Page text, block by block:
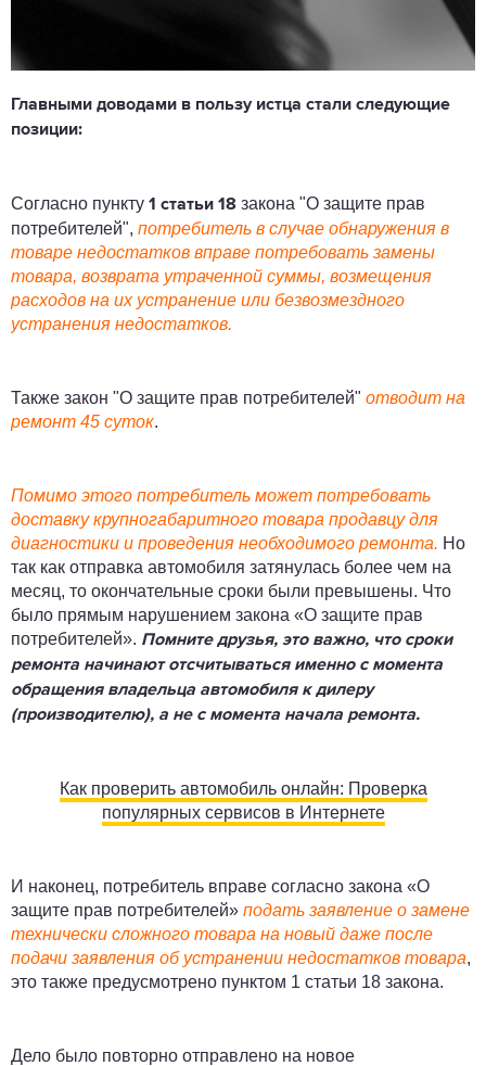
Главными доводами в пользу истца стали следующие
позиции:
Согласно пункту 1 статьи 18 закона "О защите прав
потребителей", потребитель в случае обнаружения в
товаре недостатков вправе потребовать замены
товара, возврата утраченной суммы, возмещения
расходов на их устранение или безвозмездного
устранения недостатков.
Также закон "О защите прав потребителей" отводит на
ремонт 45 суток.
Помимо этого потребитель может потребовать
доставку крупногабаритного товара продавцу для
диагностики и проведения необходимого ремонта. Но
так как отправка автомобиля затянулась более чем на
месяц, то окончательные сроки были превышены. Что
было прямым нарушением закона «О защите прав
потребителей». Помните друзья, это важно, что сроки
ремонта начинают отсчитываться именно с момента
обращения владельца автомобиля к дилеру
(производителю), а не с момента начала ремонта.
Как проверить автомобиль онлайн: Проверка
популярных сервисов в Интернете
И наконец, потребитель вправе согласно закона «О
защите прав потребителей» подать заявление о замене
технически сложного товара на новый даже после
подачи заявления об устранении недостатков товара,
это также предусмотрено пунктом 1 статьи 18 закона.
Дело было повторно отправлено на новое